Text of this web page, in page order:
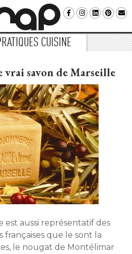
CUISINE
savon de Marseille
est aussi représentatif des
françaises que le sont la
le nougat de Montélimar